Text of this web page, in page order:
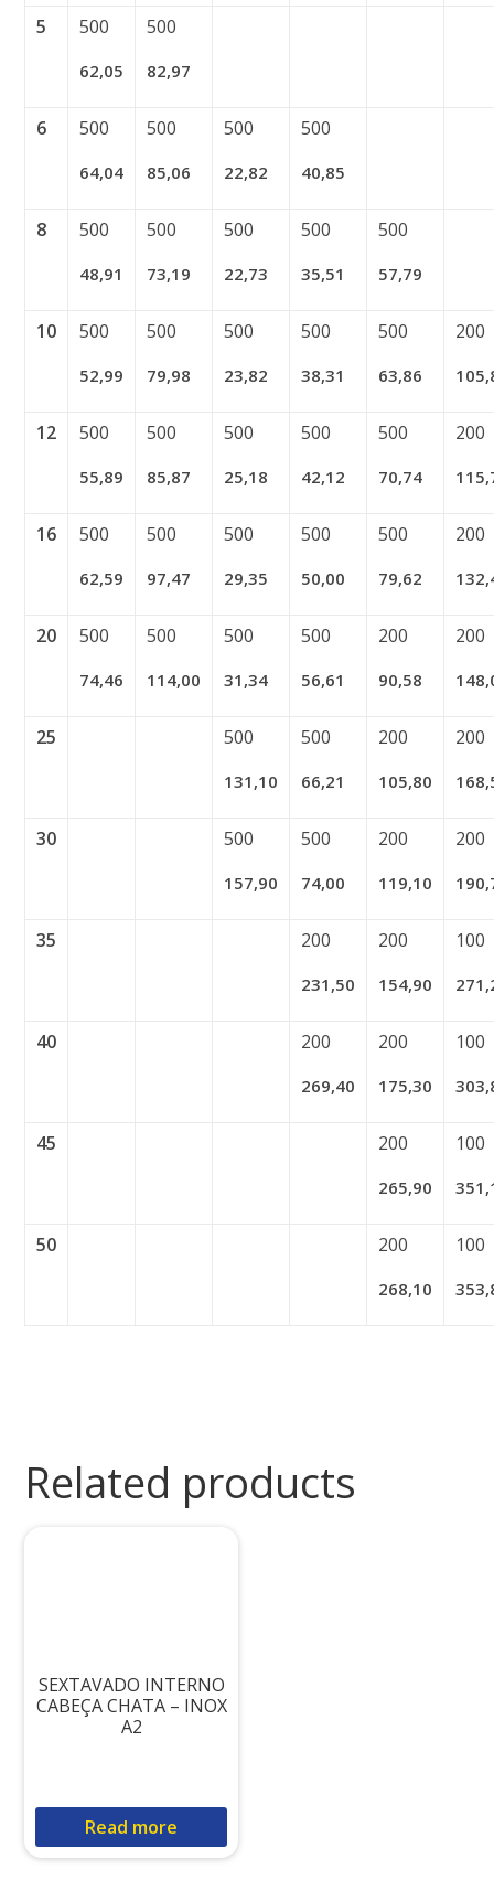
5 500
62,05
500
82,97
6 500
64,04
500
85,06
500
22,82
500
40,85
8 500
48,91
500
73,19
500
22,73
500
35,51
500
57,79
10 500
52,99
500
79,98
500
23,82
500
38,31
500
63,86
200
12 500
55,89
500
85,87
500
25,18
500
42,12
500
70,74
200
16 500
62,59
500
97,47
500
29,35
500
50,00
500
79,62
200
20 500
74,46
500
114,00
500
31,34
500
56,61
200
90,58
200
25 500
131,10
500
66,21
200
105,80
200
30 500
157,90
500
74,00
200
119,10
200
35 200
231,50
200
154,90
100
40 200
269,40
200
175,30
100
45 200
265,90
100
50 200
268,10
100
Related products
SEXTAVADO INTERNO
CABEÇA CHATA – INOX
A2
Read more